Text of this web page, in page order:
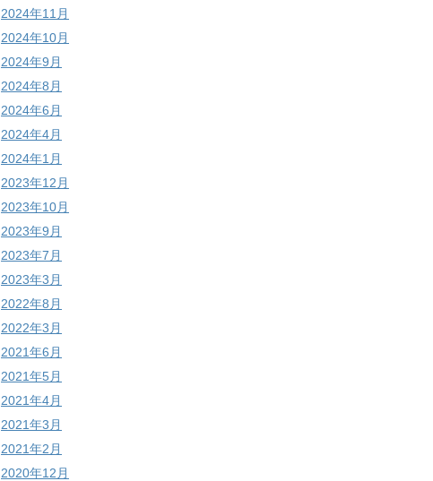
2024年11月
2024年10月
2024年9月
2024年8月
2024年6月
2024年4月
2024年1月
2023年12月
2023年10月
2023年9月
2023年7月
2023年3月
2022年8月
2022年3月
2021年6月
2021年5月
2021年4月
2021年3月
2021年2月
2020年12月